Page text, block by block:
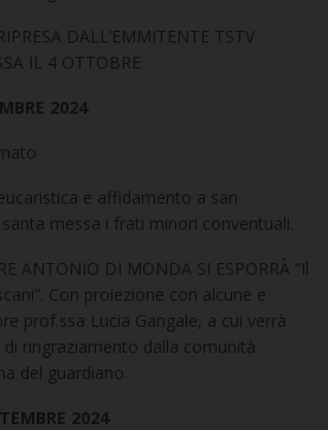
DALL’EMMITENTE TSTV
IL 4 OTTOBRE
2024
e affidamento a san
messa i frati minori conventuali.
ANTONIO DI MONDA SI ESPORRÀ “Il
Con proiezione con alcune e
prof.ssa Lucia Gangale, a cui verrà
ringraziamento dalla comunità
del guardiano.
2024